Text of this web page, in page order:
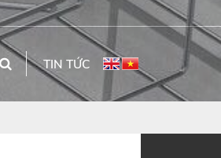
TIN TỨC